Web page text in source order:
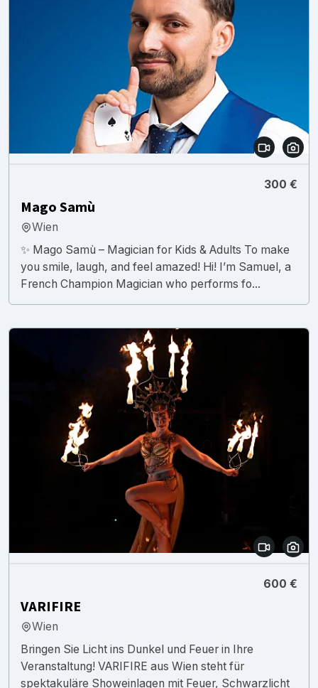
300 €
Mago Samù
Wien
✨ Mago Samù – Magician for Kids & Adults To make
you smile, laugh, and feel amazed! Hi! I’m Samuel, a
French Champion Magician who performs fo...
600 €
VARIFIRE
Wien
Bringen Sie Licht ins Dunkel und Feuer in Ihre
Veranstaltung! VARIFIRE aus Wien steht für
spektakuläre Showeinlagen mit Feuer, Schwarzlicht